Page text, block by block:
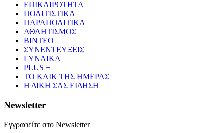
ΕΠΙΚΑΙΡΟΤΗΤΑ
ΠΟΛΙΤΙΣΤΙΚΑ
ΠΑΡΑΠΟΛΙΤΙΚΑ
ΑΘΛΗΤΙΣΜΟΣ
ΒΙΝΤΕΟ
ΣΥΝΕΝΤΕΥΞΕΙΣ
ΓΥΝΑΙΚΑ
PLUS +
ΤΟ ΚΛΙΚ ΤΗΣ ΗΜΕΡΑΣ
Η ΔΙΚΗ ΣΑΣ ΕΙΔΗΣΗ
Newsletter
Εγγραφείτε στο Newsletter